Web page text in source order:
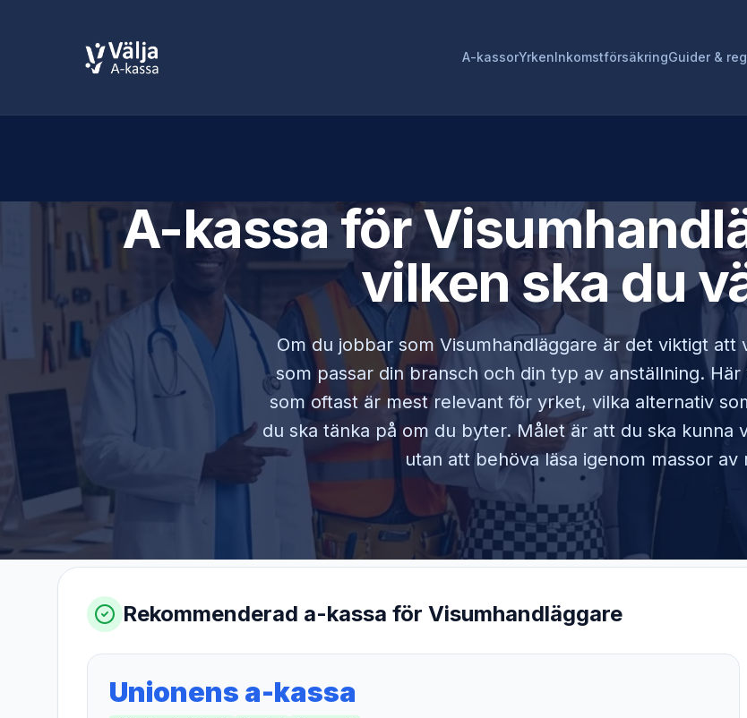
A-kassorYrkenInkomstförsäkringGuider &
A-kassa för
vilken ska du
Om du jobbar som Visumhandläggare är det viktigt att
som passar din bransch och din typ av anställning. Här
som oftast är mest relevant för yrket, vilka alternativ
du ska tänka på om du byter. Målet är att du ska kunna
utan att behöva läsa igenom massor av
Rekommenderad a-kassa för Visumhandläggare
Unionens a-kassa